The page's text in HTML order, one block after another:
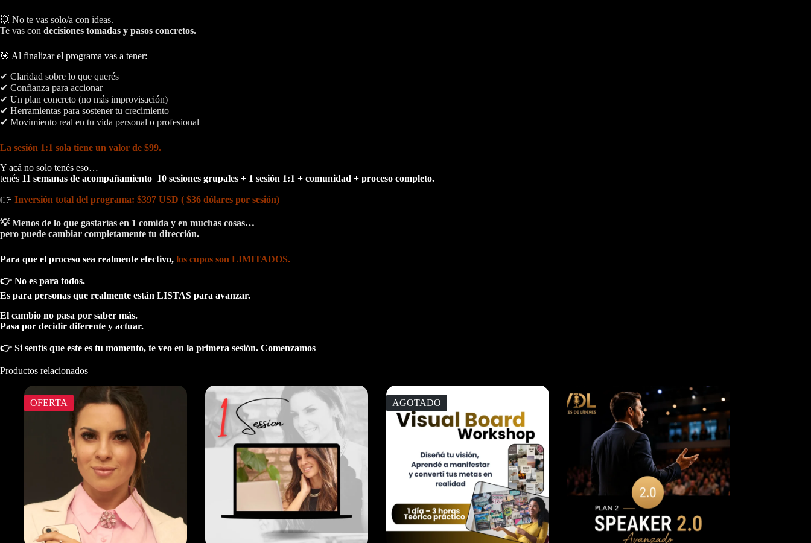
💥 No te vas solo/a con ideas.
Te vas con decisiones tomadas y pasos concretos.
🎯 Al finalizar el programa vas a tener:
✔ Claridad sobre lo que querés
✔ Confianza para accionar
✔ Un plan concreto (no más improvisación)
✔ Herramientas para sostener tu crecimiento
✔ Movimiento real en tu vida personal o profesional
La sesión 1:1 sola tiene un valor de $99.
Y acá no solo tenés eso…
tenés 11 semanas de acompañamiento 10 sesiones grupales + 1 sesión 1:1 + comunidad + proceso completo.
👉 Inversión total del programa: $397 USD ( $36 dólares por sesión)
💡 Menos de lo que gastarías en 1 comida y en muchas cosas…
pero puede cambiar completamente tu dirección.
Para que el proceso sea realmente efectivo, los cupos son LIMITADOS.
👉 No es para todos.
Es para personas que realmente están LISTAS para avanzar.
El cambio no pasa por saber más.
Pasa por decidir diferente y actuar.
👉 Si sentís que este es tu momento, te veo en la primera sesión. Comenzamos
Productos relacionados
OFERTA AGOTADO